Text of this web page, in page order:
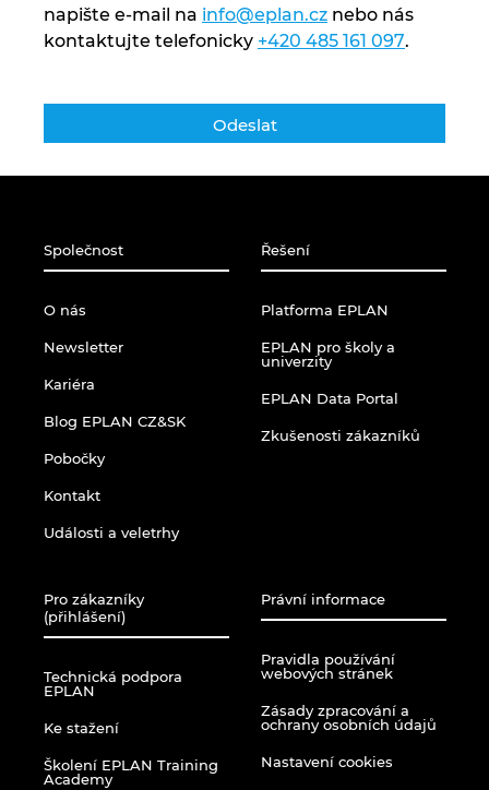
napište e-mail na info@eplan.cz nebo nás
kontaktujte telefonicky +420 485 161 097.
Společnost
O nás
Newsletter
Kariéra
Blog EPLAN CZ&SK
Pobočky
Kontakt
Události a veletrhy
Řešení
Platforma EPLAN
EPLAN pro školy a
univerzity
EPLAN Data Portal
Zkušenosti zákazníků
Pro zákazníky
(přihlášení)
Technická podpora
EPLAN
Ke stažení
Školení EPLAN Training
Academy
Právní informace
Pravidla používání
webových stránek
Zásady zpracování a
ochrany osobních údajů
Nastavení cookies
Lucembursko
Mexiko
Norsko
Peru
Rakousko
Rumunsko
Řecko